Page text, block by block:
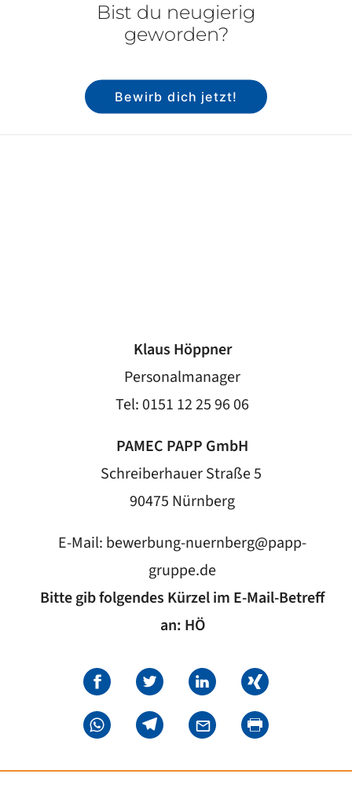
Bist du neugierig
geworden?
Bewirb dich jetzt!
Klaus Höppner
Personalmanager
Tel: 0151 12 25 96 06
PAMEC PAPP GmbH
Schreiberhauer Straße 5
90475 Nürnberg
E-Mail: bewerbung-nuernberg@papp-
gruppe.de
Bitte gib folgendes Kürzel im E-Mail-Betreff
an: HÖ